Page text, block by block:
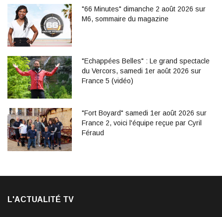
"66 Minutes" dimanche 2 août 2026 sur
M6, sommaire du magazine
"Echappées Belles" : Le grand spectacle
du Vercors, samedi 1er août 2026 sur
France 5 (vidéo)
"Fort Boyard" samedi 1er août 2026 sur
France 2, voici l'équipe reçue par Cyril
Féraud
L'ACTUALITÉ TV